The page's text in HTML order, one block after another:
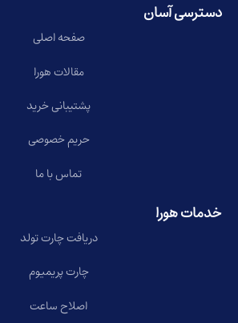
دسترسی آسان
صفحه اصلی
مقالات هورا
پشتیبانی خرید
حریم خصوصی
تماس با ما
خدمات هورا
دریافت چارت تولد
چارت پریمیوم
اصلاح ساعت